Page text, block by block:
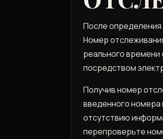
После
Номер
реального
посредством
Получив номер
введенного номера
отсутствию
перепроверьте